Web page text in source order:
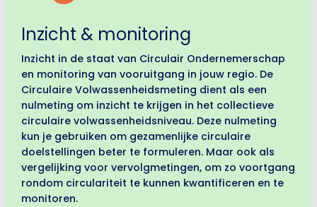
Inzicht & monitoring
Inzicht in de staat van Circulair Ondernemerschap
en monitoring van vooruitgang in jouw regio. De
Circulaire Volwassenheidsmeting dient als een
nulmeting om inzicht te krijgen in het collectieve
circulaire volwassenheidsniveau. Deze nulmeting
kun je gebruiken om gezamenlijke circulaire
doelstellingen beter te formuleren. Maar ook als
vergelijking voor vervolgmetingen, om zo voortgang
rondom circulariteit te kunnen kwantificeren en te
monitoren.